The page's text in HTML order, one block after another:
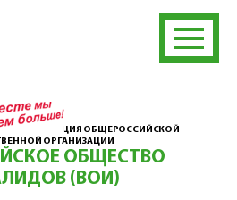
ОРГАНИЗАЦИЯ ОБЩЕРОССИЙСКОЙ
ОРГАНИЗАЦИИ
ОБЩЕСТВО
(ВОИ)